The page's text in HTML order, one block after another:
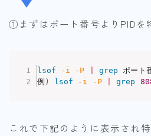
①まずはポート番号よりPIDを
lsof -i -P grep ポート
例 ) lsof -i -P grep
これで下記のように表示され特